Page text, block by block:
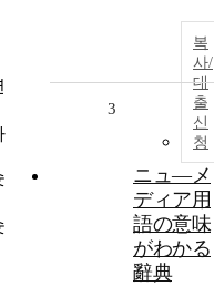
복
사/
대
출
신
청
3
ニュ―メ
ディア用
語の意味
がわかる
辭典